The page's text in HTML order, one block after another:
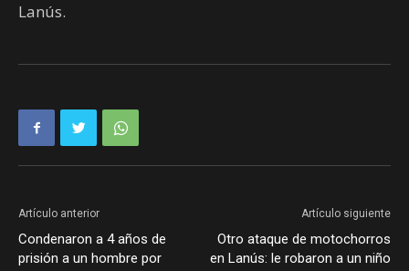
Lanús.
Artículo anterior
Condenaron a 4 años de
prisión a un hombre por
Artículo siguiente
Otro ataque de motochorros
en Lanús: le robaron a un niño